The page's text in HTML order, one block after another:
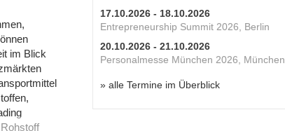
17.10.2026 - 18.10.2026
Entrepreneurship Summit 2026, Berlin
20.10.2026 - 21.10.2026
Personalmesse München 2026, München
» alle Termine im Überblick
im Blick